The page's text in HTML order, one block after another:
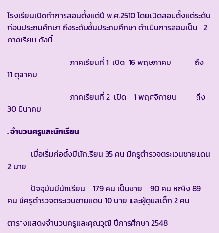
โรงเรียนเปิดทำการสอนตั้งแต่ปี พ.ศ.2510 โดยเปิดสอนตั้งแต่ระดับ
ก่อนประถมศึกษา ถึงระดับชั้นประถมศึกษา ดำเนินการสอนเป็น 2
ภาคเรียน ดังนี้
ภาคเรียนที่ 1 เปิด 16 พฤษภาคม ถึง
11 ตุลาคม
ภาคเรียนที่ 2 เปิด 1 พฤศจิกายน ถึง
30 มีนาคม
.จำนวนครูและนักเรียน
เมื่อเริ่มก่อตั้งมีนักเรียน 35 คน มีครูตำรวจตระเวนชายแดน
2 นาย
ปัจจุบันมีนักเรียน 179 คน เป็นชาย 90 คน หญิง 89
คน มีครูตำรวจตระเวนชายแดน 10 นาย และผู้ดูแลเด็ก 2 คน
ตารางแสดงจำนวนครูและคุณวุฒิ ปีการศึกษา 2548